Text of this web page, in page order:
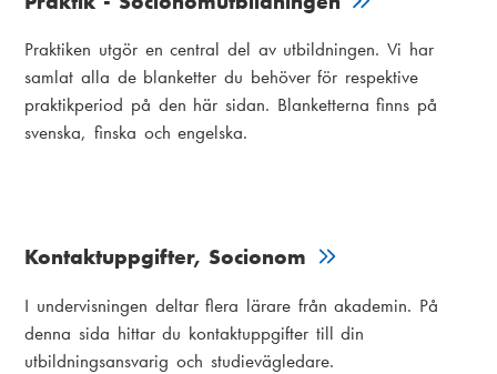
Praktiken utgör en central del av utbildningen. Vi har
samlat alla de blanketter du behöver för respektive
praktikperiod på den här sidan. Blanketterna finns på
svenska, finska och engelska.
Kontaktuppgifter, Socionom
I undervisningen deltar flera lärare från akademin. På
denna sida hittar du kontaktuppgifter till din
utbildningsansvarig och studievägledare.